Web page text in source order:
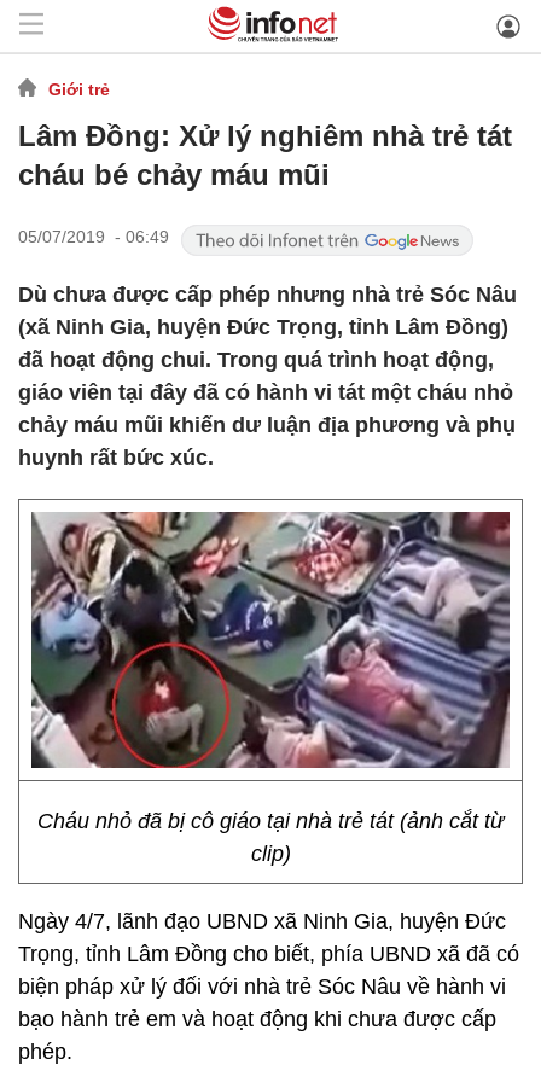
Giới trẻ
Lâm Đồng: Xử lý nghiêm nhà trẻ tát
cháu bé chảy máu mũi
05/07/2019 - 06:49
Dù chưa được cấp phép nhưng nhà trẻ Sóc Nâu
(xã Ninh Gia, huyện Đức Trọng, tỉnh Lâm Đồng)
đã hoạt động chui. Trong quá trình hoạt động,
giáo viên tại đây đã có hành vi tát một cháu nhỏ
chảy máu mũi khiến dư luận địa phương và phụ
huynh rất bức xúc.
Cháu nhỏ đã bị cô giáo tại nhà trẻ tát (ảnh cắt từ
clip)
Ngày 4/7, lãnh đạo UBND xã Ninh Gia, huyện Đức
Trọng, tỉnh Lâm Đồng cho biết, phía UBND xã đã có
biện pháp xử lý đối với nhà trẻ Sóc Nâu về hành vi
bạo hành trẻ em và hoạt động khi chưa được cấp
phép.